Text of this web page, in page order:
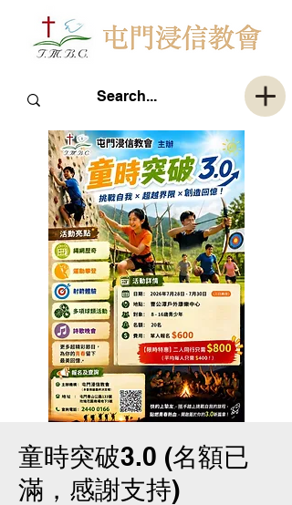
童時突破3.0 (名額已
滿，感謝支持)